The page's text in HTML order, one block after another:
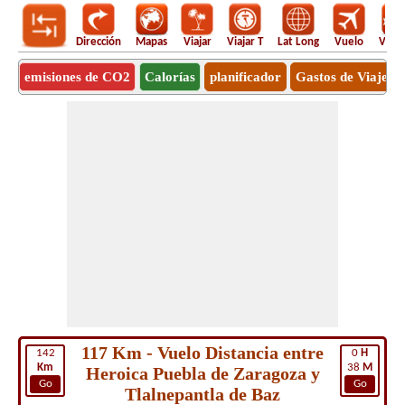
Dirección Mapas Viajar Viajar T Lat Long Vuelo
emisiones de CO2 Calorías planificador Gastos de Viaje
142
Km
Go
0 H
38 M
Go
117 Km - Vuelo Distancia entre
Heroica Puebla de Zaragoza y
Tlalnepantla de Baz